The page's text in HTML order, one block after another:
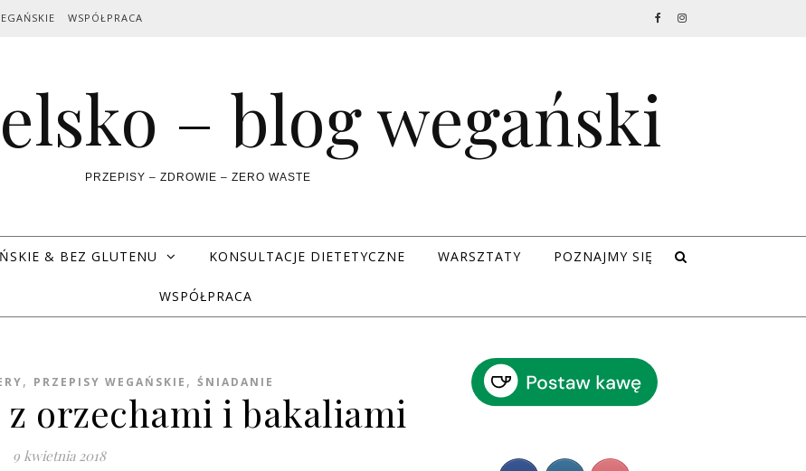
WSPÓŁPRACA
– blog wegański
PRZEPISY – ZDROWIE – ZERO WASTE
& BEZ GLUTENU KONSULTACJE DIETETYCZNE WARSZTATY POZNAJMY SIĘ
WSPÓŁPRACA
, PRZEPISY WEGAŃSKIE , ŚNIADANIE
z orzechami i bakaliami
9 kwietnia 2018